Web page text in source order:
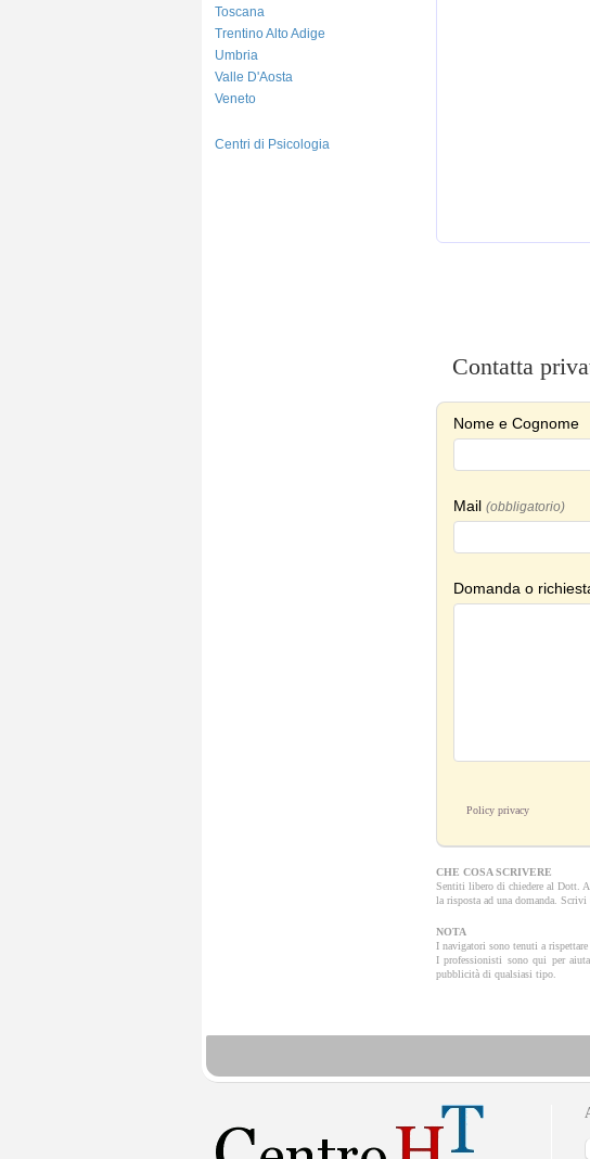
Toscana
Trentino Alto Adige
Umbria
Valle D'Aosta
Veneto
Centri di Psicologia
Contatta
Nome e Cognome
Mail (obbligatorio)
Domanda o
Policy privacy
CHE COSA SCRIVERE
Sentiti libero di chiedere al Dott.
la risposta ad una domanda.
NOTA
I navigatori sono tenuti a
I professionisti sono qui per
pubblicità di qualsiasi tipo.